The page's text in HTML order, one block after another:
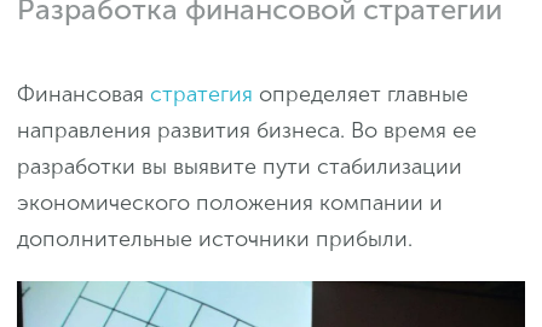
Разработка финансовой стратегии
Финансовая стратегия определяет главные
направления развития бизнеса. Во время ее
разработки вы выявите пути стабилизации
экономического положения компании и
дополнительные источники прибыли.